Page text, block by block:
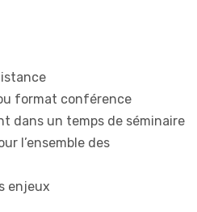
format conférence
dans un temps de séminaire
l’ensemble des
enjeux